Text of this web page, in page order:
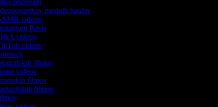
pričevanj
modnih haulov
videov
Reels
videov
videov
filmov
videov
filmov
filmov